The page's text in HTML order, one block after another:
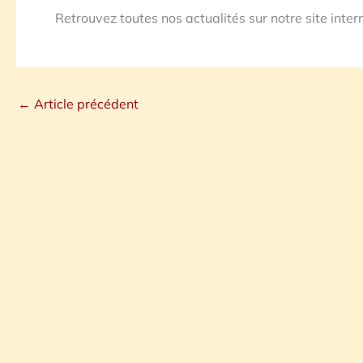
Retrouvez toutes nos actualités sur notre site
← Article précédent